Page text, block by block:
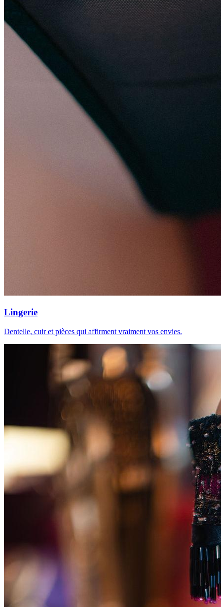
Lingerie
Dentelle, cuir et pièces qui affirment vraiment vos envies.